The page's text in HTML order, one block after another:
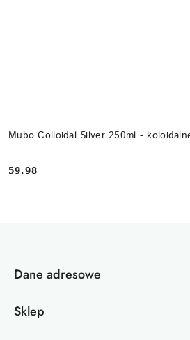
Mubo Colloidal Silver 250ml -
Cena:
59.98
Dane adresowe
Sklep